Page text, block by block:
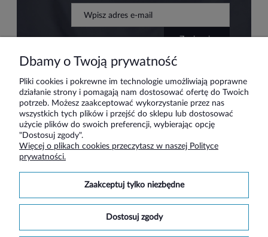
zapisz się
Pomoc
Moje konto
O nas
Dbamy o Twoją prywatność
Pliki cookies i pokrewne im technologie umożliwiają poprawne
działanie strony i pomagają nam dostosować ofertę do Twoich
potrzeb. Możesz zaakceptować wykorzystanie przez nas
wszystkich tych plików i przejść do sklepu lub dostosować
użycie plików do swoich preferencji, wybierając opcję
"Dostosuj zgody".
Więcej o plikach cookies przeczytasz w naszej Polityce
prywatności.
zaakceptuj tylko niezbędne
dostosuj zgody